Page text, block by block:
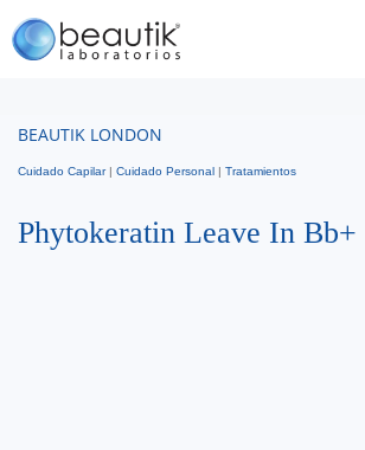
BEAUTIK LONDON
Cuidado Capilar| Cuidado Personal | Tratamientos
Phytokeratin Leave In